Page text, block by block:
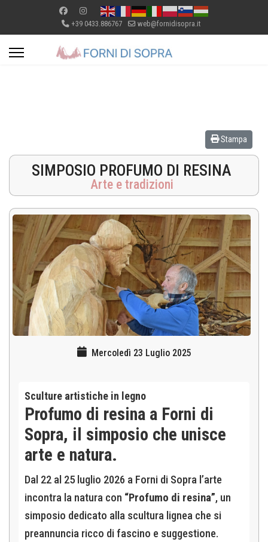
+39 0433.886767 web@fornidisopra.it
Stampa
SIMPOSIO PROFUMO DI RESINA
Arte e tradizioni
Mercoledì 23 Luglio 2025
Sculture artistiche in legno
Profumo di resina a Forni di
Sopra, il simposio che unisce
arte e natura.
Dal 22 al 25 luglio 2026 a Forni di Sopra l’arte
incontra la natura con “Profumo di resina”, un
simposio dedicato alla scultura lignea che si
preannuncia ricco di fascino e suggestione.